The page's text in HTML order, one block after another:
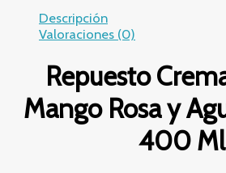
Descripción
Valoraciones (0)
Repuesto
Mango Rosa y
400 Ml